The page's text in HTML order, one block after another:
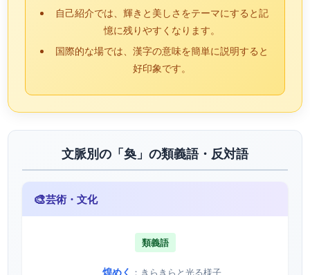
自己紹介では、輝きと美しさをテーマにすると記
憶に残りやすくなります。
国際的な場では、漢字の意味を簡単に説明すると
好印象です。
文脈別の「奐」の類義語・反対語
🎨芸術・文化
類義語
煌めく ：きらきらと光る様子